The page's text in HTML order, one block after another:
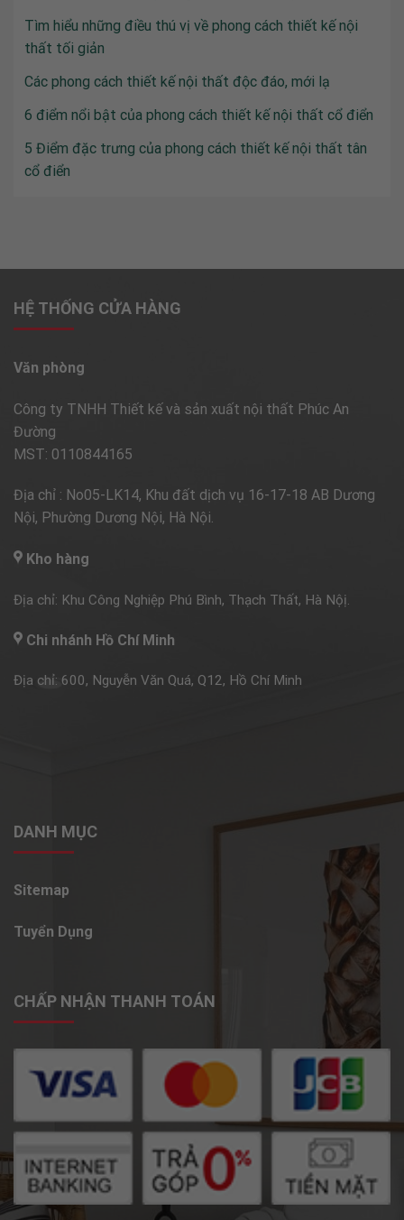
Tìm hiểu những điều thú vị về phong cách thiết kế nội
thất tối giản
Các phong cách thiết kế nội thất độc đáo, mới lạ
6 điểm nổi bật của phong cách thiết kế nội thất cổ điển
5 Điểm đặc trưng của phong cách thiết kế nội thất tân
cổ điển
HỆ THỐNG CỬA HÀNG
Văn phòng
Công ty TNHH Thiết kế và sản xuất nội thất Phúc An
Đường
MST: 0110844165
Địa chỉ : No05-LK14, Khu đất dịch vụ 16-17-18 AB Dương
Nội, Phường Dương Nội, Hà Nội.
Kho hàng
Địa chỉ: Khu Công Nghiệp Phú Bình, Thạch Thất, Hà Nộị.
Chi nhánh Hồ Chí Minh
Địa chỉ: 600, Nguyễn Văn Quá, Q12, Hồ Chí Minh
DANH MỤC
Sitemap
Tuyển Dụng
CHẤP NHẬN THANH TOÁN